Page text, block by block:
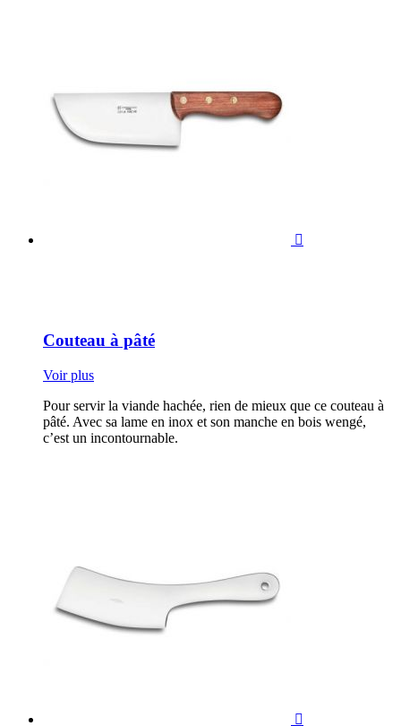

Couteau à pâté
Voir plus
Pour servir la viande hachée, rien de mieux que ce couteau à
pâté. Avec sa lame en inox et son manche en bois wengé,
c’est un incontournable.
